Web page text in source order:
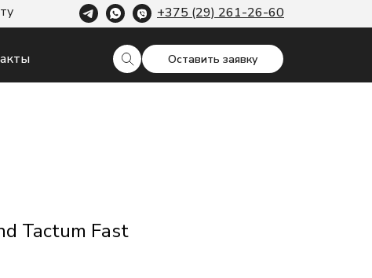
Оставить заявку
+375 (29) 261-26-60
Tactum Fast